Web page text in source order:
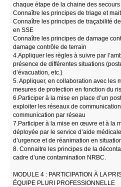
chaque étape de la chaine des secours
Connaître les principes de triage et
Connaître les principes de traçabilité
en SSE
Connaître les principes de damage
damage contrôle de terrain
4.Appliquer les règles à suivre par
présence de différentes situations
d’évacuation, etc.)
5. Appliquer, en collaboration avec les
mesures de protection en fonction du
6.Participer à la mise en place d’un
exploiter les réseaux de
communication par réseau
7.Participer à la mise en œuvre et à la
déployée par le service d’aide
d’urgence et de réanimation en
8. Connaitre les principes de la
cadre d’une contamination NRBC.
MODULE 4 : PARTICIPATION À LA
ÉQUIPE PLURI PROFESSIONNELLE